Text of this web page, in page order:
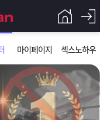
마이페이지 섹스노하우